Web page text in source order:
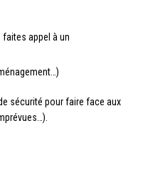
appel à un
sécurité pour faire face aux